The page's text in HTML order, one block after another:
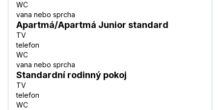
WC
vana nebo sprcha
Apartmá/Apartmá Junior standard
TV
telefon
WC
vana nebo sprcha
Standardní rodinný pokoj
TV
telefon
WC